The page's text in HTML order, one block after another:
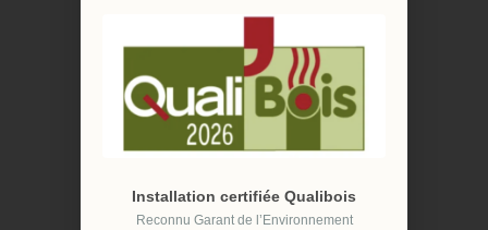
Installation certifiée Qualibois
Reconnu Garant de l’Environnement